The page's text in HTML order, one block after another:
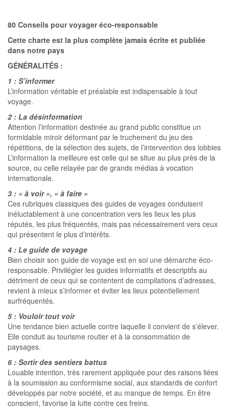
80 Conseils pour voyager éco-responsable
Cette charte est la plus complète jamais écrite et publiée
dans notre pays
GÉNÉRALITÉS :
1 : S’informer
L’information véritable et préalable est indispensable à tout
voyage.
2 : La désinformation
Attention l’information destinée au grand public constitue un
formidable miroir déformant par le truchement du jeu des
répétitions, de la sélection des sujets, de l’intervention des lobbies
L’information la meilleure est celle qui se situe au plus près de la
source, ou celle relayée par de grands médias à vocation
internationale.
3 : « à voir », « à faire »
Ces rubriques classiques des guides de voyages conduisent
inéluctablement à une concentration vers les lieux les plus
réputés, les plus fréquentés, mais pas nécessairement vers ceux
qui présentent le plus d’intérêts.
4 : Le guide de voyage
Bien choisir son guide de voyage est en soi une démarche éco-
responsable. Privilégier les guides informatifs et descriptifs au
détriment de ceux qui se contentent de compilations d’adresses,
revient à mieux s’informer et éviter les lieux potentiellement
surfréquentés.
5 : Vouloir tout voir
Une tendance bien actuelle contre laquelle il convient de s’élever.
Elle conduit au tourisme routier et à la consommation de
paysages.
6 : Sortir des sentiers battus
Louable intention, très rarement appliquée pour des raisons liées
à la soumission au conformisme social, aux standards de confort
développés par notre société, et au manque de temps. En être
conscient, favorise la lutte contre ces freins.